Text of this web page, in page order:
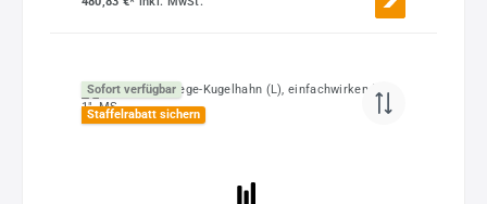
Sofort verfügbar
Staffelrabatt sichern